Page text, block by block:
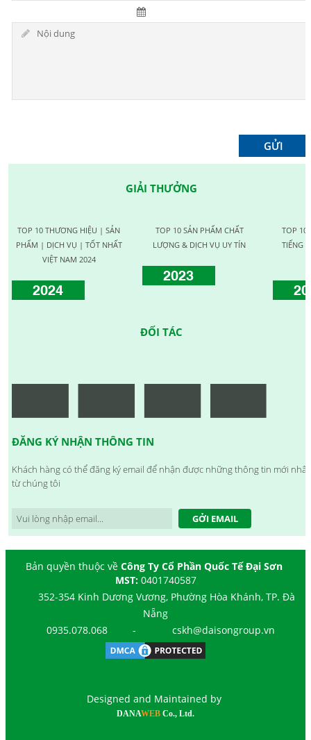
GIẢI THƯỞNG
TOP 10 THƯƠNG HIỆU | SẢN
PHẨM | DỊCH VỤ | TỐT NHẤT
VIỆT NAM 2024
2024
TOP 10 SẢN PHẨM CHẤT
LƯỢNG & DỊCH VỤ UY TÍN
2023
TOP 10
TIẾNG
ĐỐI TÁC
ĐĂNG KÝ NHẬN THÔNG TIN
Khách hàng có thể đăng ký email để nhận được những thông tin mới nhất
từ chúng tôi
GỞI EMAIL
Bản quyền thuộc về Công Ty Cổ Phần Quốc Tế Đại Sơn
MST: 0401740587
352-354 Kinh Dương Vương, Phường Hòa Khánh, TP. Đà
Nẵng
0935.078.068
- cskh@daisongroup.vn
Designed and Maintained by
DANAWEB Co., Ltd.